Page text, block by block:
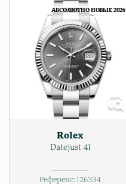
АБСОЛЮТНО НОВЫЕ 2026
Rolex
Datejust 41
Референс: 126334